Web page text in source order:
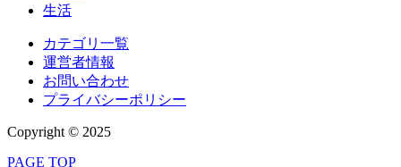
生活
カテゴリ一覧
運営者情報
お問い合わせ
プライバシーポリシー
Copyright © 2025
PAGE TOP